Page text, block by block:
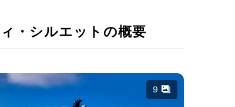
・シルエットの概要
9